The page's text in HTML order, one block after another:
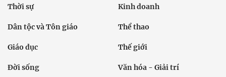
Thời sự Kinh doanh
Dân tộc và Tôn giáo Thể thao
Giáo dục Thế giới
Đời sống Văn hóa - Giải trí